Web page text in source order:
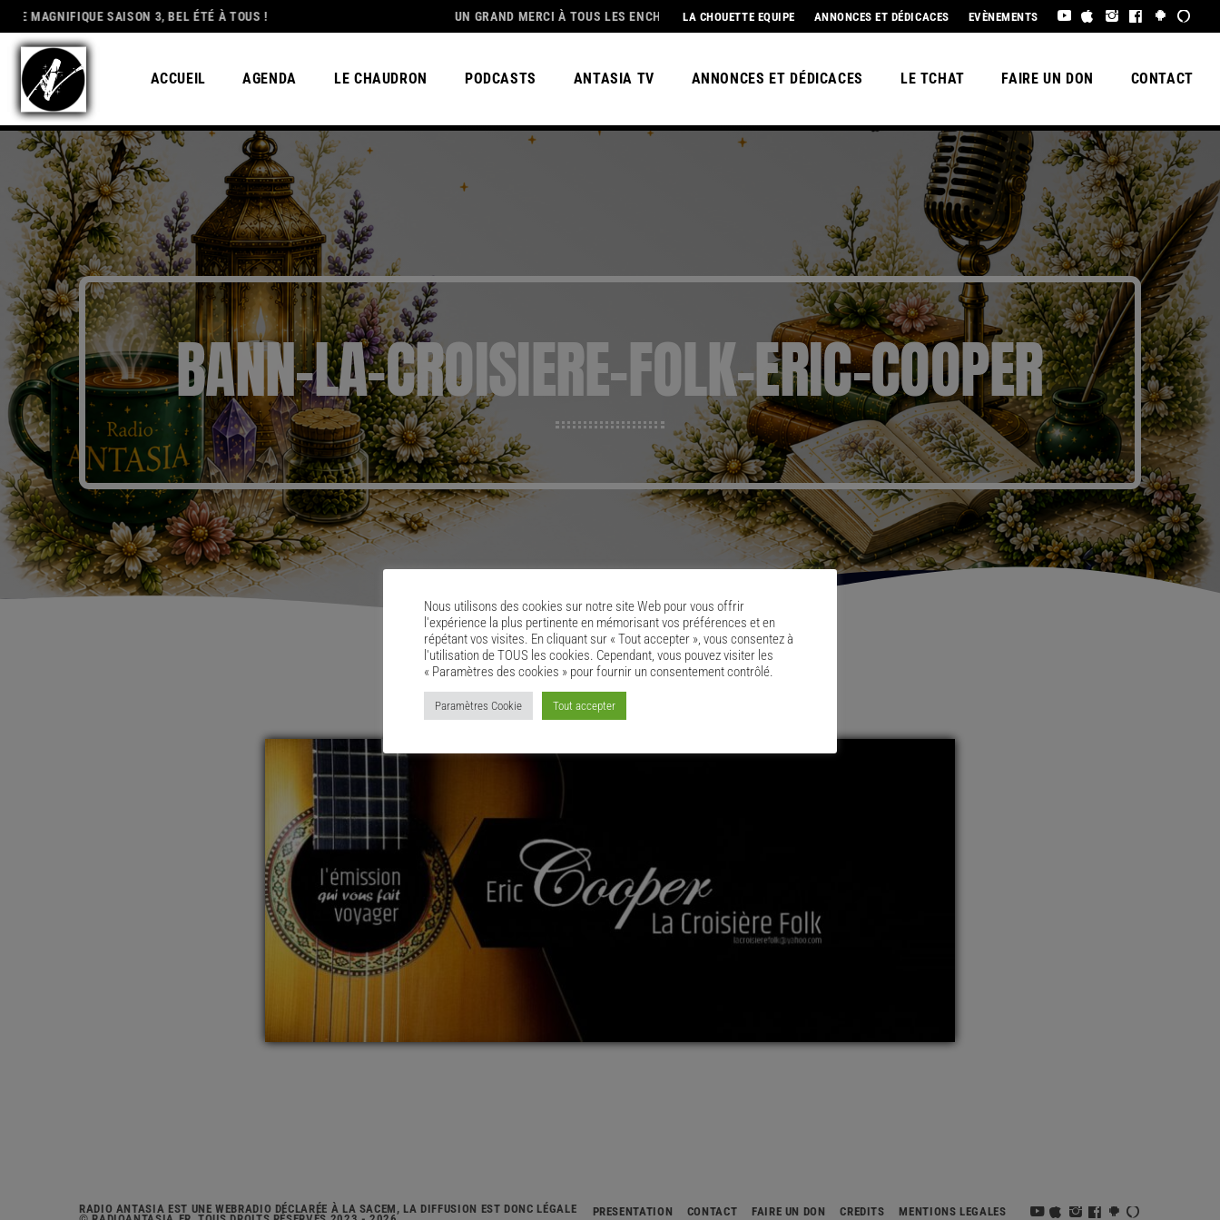
MAGNIFIQUE SAISON 3, BEL ÉTÉ À TOUS ! UN GRAND MERCI À TOUS LES ENCHANTEURS😀 POUR CETTE MAGNIFIQUE SAISON 3, BEL ÉTÉ À TOUS !
LA CHOUETTE EQUIPE ANNONCES ET DÉDICACES EVÈNEMENTS
ACCUEIL AGENDA LE CHAUDRON PODCASTS ANTASIA TV ANNONCES ET DÉDICACES LE TCHAT FAIRE UN DON CONTACT
BANN-LA-CROISIERE-FOLK-ERIC-COOPER
RADIO ANTASIA EST UNE WEBRADIO DÉCLARÉE À LA SACEM, LA DIFFUSION EST DONC LÉGALE PRÉSENTATION CONTACT FAIRE UN DON CRÉDITS MENTIONS LÉGALES
Nous utilisons des cookies sur notre site Web pour vous offrir
l'expérience la plus pertinente en mémorisant vos préférences et en
répétant vos visites. En cliquant sur « Tout accepter », vous consentez à
l'utilisation de TOUS les cookies. Cependant, vous pouvez visiter les
« Paramètres des cookies » pour fournir un consentement contrôlé.
Paramètres Cookie Tout accepter